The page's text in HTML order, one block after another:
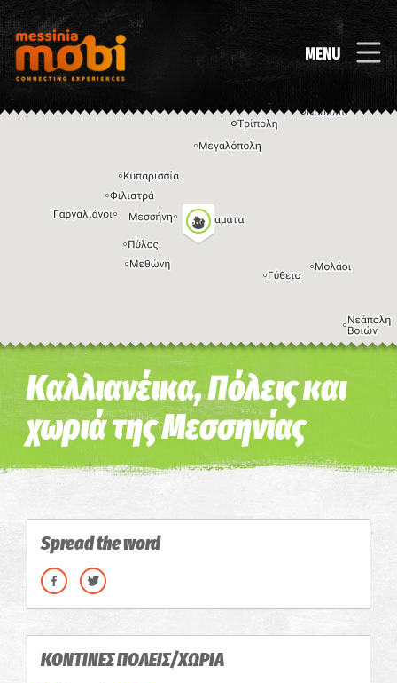
MENU
Η εικόνα ενδέχεται να υπόκειται σε πνευματικά δικαιώματα Όροι
Καλλιανέικα, Πόλεις και
χωριά της Μεσσηνίας
Spread the word
ΚΟΝΤΙΝΕΣ ΠΟΛΕΙΣ/ΧΩΡΙΑ